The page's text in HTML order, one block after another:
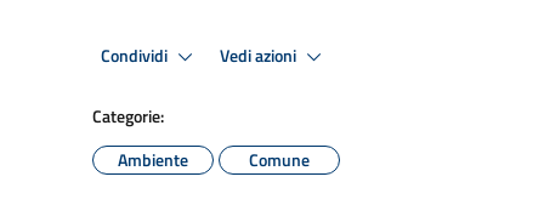
Condividi Vedi azioni
Categorie:
Ambiente
Comune